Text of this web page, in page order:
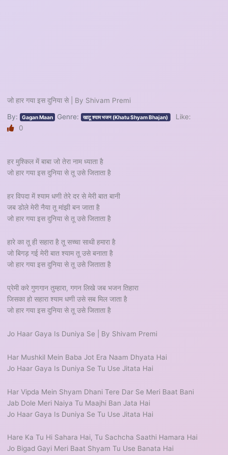
जो हार गया इस दुनिया से | By Shivam Premi
By: Gagan Maan Genre: खाटू श्याम भजन (Khatu Shyam Bhajan)
Like:
0
हर मुश्किल में बाबा जो तेरा नाम ध्याता है
जो हार गया इस दुनिया से तू उसे जिताता है
हर विपदा में श्याम धणी तेरे दर से मेरी बात बानी
जब डोले मेरी नैया तू मांझी बन जाता है
जो हार गया इस दुनिया से तू उसे जिताता है
हारे का तू ही सहारा है तू सच्चा साथी हमारा है
जो बिगड़ गई मेरी बात श्याम तू उसे बनाता है
जो हार गया इस दुनिया से तू उसे जिताता है
प्रेमी करे गुणगान तुम्हारा, गगन लिखे जब भजन तिहारा
जिसका हो सहारा श्याम धणी उसे सब मिल जाता है
जो हार गया इस दुनिया से तू उसे जिताता है
Jo Haar Gaya Is Duniya Se | By Shivam Premi
Har Mushkil Mein Baba Jot Era Naam Dhyata Hai
Jo Haar Gaya Is Duniya Se Tu Use Jitata Hai
Har Vipda Mein Shyam Dhani Tere Dar Se Meri Baat Bani
Jab Dole Meri Naiya Tu Maajhi Ban Jata Hai
Jo Haar Gaya Is Duniya Se Tu Use Jitata Hai
Hare Ka Tu Hi Sahara Hai, Tu Sachcha Saathi Hamara Hai
Jo Bigad Gayi Meri Baat Shyam Tu Use Banata Hai